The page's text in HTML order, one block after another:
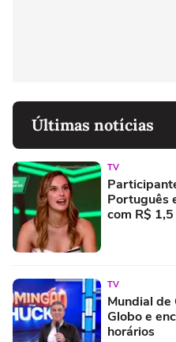
Últimas notícias
TV
Português
com R$
TV
Mundial de
Globo e
horários